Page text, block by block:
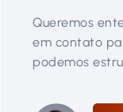
Queremos
em contato
podemos